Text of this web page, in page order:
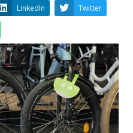
LinkedIn